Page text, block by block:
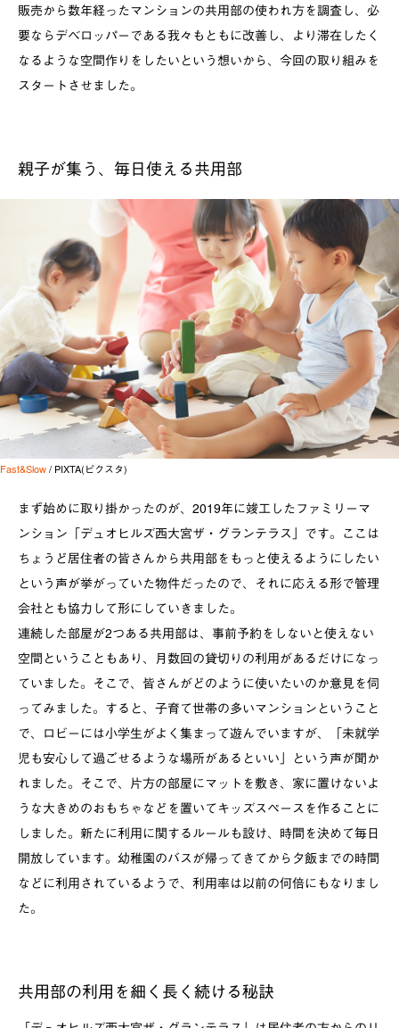
販売から数年経ったマンションの共用部の使われ方を調査し、必
要ならデベロッパーである我々もともに改善し、より滞在したく
なるような空間作りをしたいという想いから、今回の取り組みを
スタートさせました。
親子が集う、毎日使える共用部
Fast&Slow/ PIXTA(ピクスタ)
まず始めに取り掛かったのが、 2019年に竣工したファミリーマ
ンション「デュオヒルズ西大宮ザ・グランテラス」です。ここは
ちょうど居住者の皆さんから共用部をもっと使えるようにしたい
という声が挙がっていた物件だったので、それに応える形で管理
会社とも協力して形にしていきました。
連続した部屋が2つある共用部は、事前予約をしないと使えない
空間ということもあり、月数回の貸切りの利用があるだけになっ
ていました。そこで、皆さんがどのように使いたいのか意見を伺
ってみました。すると、子育て世帯の多いマンションということ
で、ロビーには小学生がよく集まって遊んでいますが、「未就学
児も安心して過ごせるような場所があるといい」という声が聞か
れました。そこで、片方の部屋にマットを敷き、家に置けないよ
うな大きめのおもちゃなどを置いてキッズスペースを作ることに
しました。新たに利用に関するルールも設け、時間を決めて毎日
開放しています。幼稚園のバスが帰ってきてから夕飯までの時間
などに利用されているようで、利用率は以前の何倍にもなりまし
た。
共用部の利用を細く長く続ける秘訣